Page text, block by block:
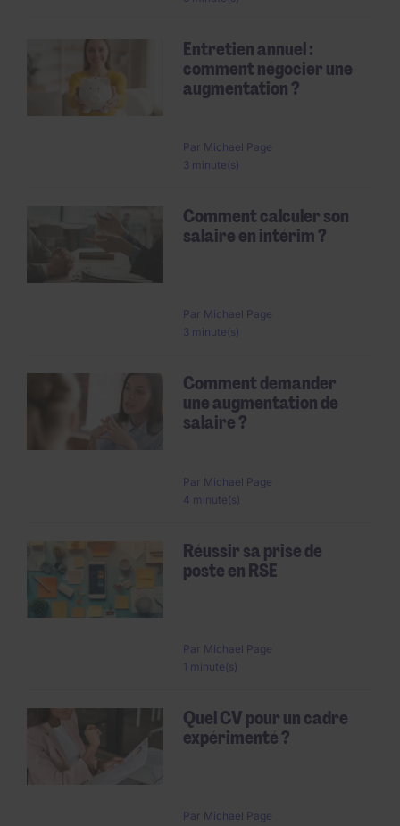
Entretien annuel :
comment négocier une
augmentation ?
Par Michael Page
3 minute(s)
Comment calculer son
salaire en intérim ?
Par Michael Page
3 minute(s)
Comment demander
une augmentation de
salaire ?
Par Michael Page
4 minute(s)
Réussir sa prise de
poste en RSE
Par Michael Page
1 minute(s)
Quel CV pour un cadre
expérimenté ?
Par Michael Page